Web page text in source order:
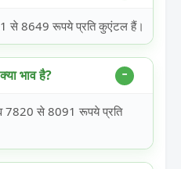
से 8649 रूपये प्रति कुएंटल हैं।
भाव है?
7820 से 8091 रूपये प्रति